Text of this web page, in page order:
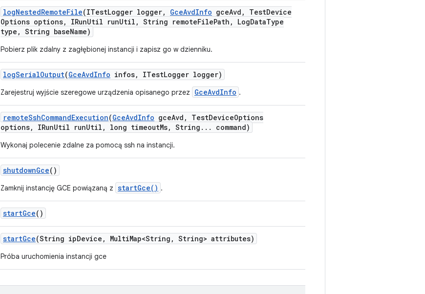
logNestedRemoteFile(ITestLogger logger, GceAvdInfo gceAvd , TestDevice
Options options, IRunUtil runUtil , String remoteFilePath , LogDataType
type , String baseName)
Pobierz plik zdalny z zagłębionej instancji i zapisz go w dzienniku.
logSerialOutput(GceAvdInfo infos, ITestLogger logger)
Zarejestruj wyjście szeregowe urządzenia opisanego przez GceAvdInfo .
remoteSshCommandExecution(GceAvdInfo gceAvd , TestDeviceOptions
options, IRunUtil runUtil , long timeoutMs, String . . . command)
Wykonaj polecenie zdalne za pomocą ssh na instancji.
shutdownGce()
Zamknij instancję GCE powiązaną z startGce() .
startGce()
startGce(String ipDevice , MultiMap<String , String> attributes)
Próba uruchomienia instancji gce